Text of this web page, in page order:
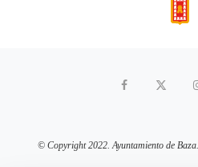
© Copyright 2022. Ayuntamiento de